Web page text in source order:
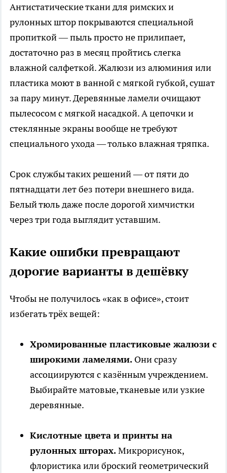
Антистатические ткани для римских и
рулонных штор покрываются специальной
пропиткой — пыль просто не прилипает,
достаточно раз в месяц пройтись слегка
влажной салфеткой. Жалюзи из алюминия или
пластика моют в ванной с мягкой губкой, сушат
за пару минут. Деревянные ламели очищают
пылесосом с мягкой насадкой. А цепочки и
стеклянные экраны вообще не требуют
специального ухода — только влажная тряпка.
Срок службы таких решений — от пяти до
пятнадцати лет без потери внешнего вида.
Белый тюль даже после дорогой химчистки
через три года выглядит уставшим.
Какие ошибки превращают
дорогие варианты в дешёвку
Чтобы не получилось «как в офисе», стоит
избегать трёх вещей:
Хромированные пластиковые жалюзи с
широкими ламелями. Они сразу
ассоциируются с казённым учреждением.
Выбирайте матовые, тканевые или узкие
деревянные.
Кислотные цвета и принты на
рулонных шторах.Микрорисунок,
флористика или броский геометрический